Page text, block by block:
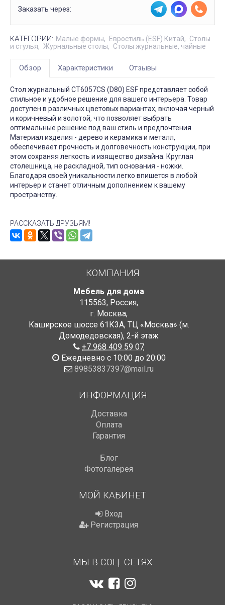
Заказать через:
КАТЕГОРИИ: Малые формы Евростиль (ESF) Китай
Столы
и стулья
Журнальные столы Столы журнальные, чайные
Обзор Характеристики Отзывы
Стол журнальный CT6057CS (D80) ESF представляет собой
стильное и удобное решение для вашего интерьера. Товар
доступен в различных цветовых вариантах, включая черный
и коричневый и золотой, что позволяет выбрать
оптимальные решение под ваш стиль и предпочтения.
Материал изделия - дерево и керамика и металл,
обеспечивает прочность и долговечность конструкции, при
этом сохраняя легкость и изящество дизайна. Круглая
столешница, не раскладной, тип основания - ножки.
Благодаря своей уникальности легко впишется в любой
интерьер и станет отличным дополнением к вашему
пространству.
РАССКАЗАТЬ ДРУЗЬЯМ!
КОМПАНИЯ
Мебель для дома
115563, Россия,
г. Москва,
Каширское шоссе 61К3А, ТЦ «Москва» (м.
Домодедовская), 2-й этаж
+7 968 409 59 07
Ежедневно с 10:00 до 20:00
89853837397@mail.ru
ИНФОРМАЦИЯ
Доставка
Оплата
Гарантия
Блог
Фотогалерея
МОЙ КАБИНЕТ
Вход
Регистрация
МЫ В СОЦ. СЕТЯХ